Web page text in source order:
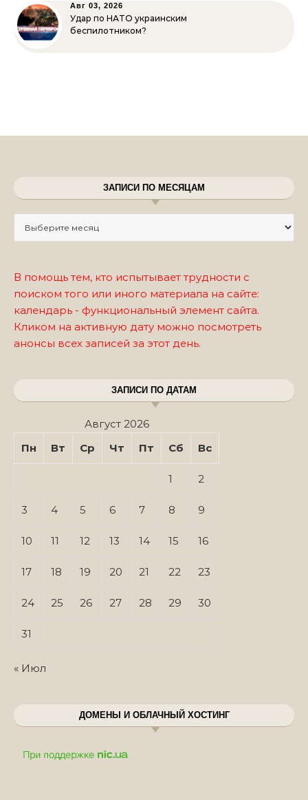
Авг 03, 2026
Удар по НАТО украинским
беспилотником?
ЗАПИСИ ПО МЕСЯЦАМ
В помощь тем, кто испытывает трудности с
поиском того или иного материала на сайте:
календарь - функциональный элемент сайта.
Кликом на активную дату можно посмотреть
анонсы всех записей за этот день.
ЗАПИСИ ПО ДАТАМ
Август 2026
Пн
Вт Ср Чт Пт Сб Вс
1 2
3 4 5 6 7 8 9
10 11 12 13 14 15 16
17 18 19 20 21 22 23
24 25 26 27 28 29 30
31
« Июл
ДОМЕНЫ И ОБЛАЧНЫЙ ХОСТИНГ